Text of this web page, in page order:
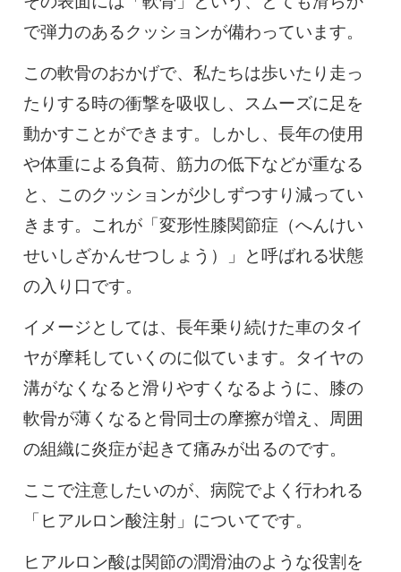
で弾力のあるクッションが備わっています。
この軟骨のおかげで、私たちは歩いたり走っ
たりする時の衝撃を吸収し、スムーズに足を
動かすことができます。しかし、長年の使用
や体重による負荷、筋力の低下などが重なる
と、このクッションが少しずつすり減ってい
きます。これが「変形性膝関節症（へんけい
せいしざかんせつしょう）」と呼ばれる状態
の入り口です。
イメージとしては、長年乗り続けた車のタイ
ヤが摩耗していくのに似ています。タイヤの
溝がなくなると滑りやすくなるように、膝の
軟骨が薄くなると骨同士の摩擦が増え、周囲
の組織に炎症が起きて痛みが出るのです。
ここで注意したいのが、病院でよく行われる
「ヒアルロン酸注射」についてです。
ヒアルロン酸は関節の潤滑油のような役割を